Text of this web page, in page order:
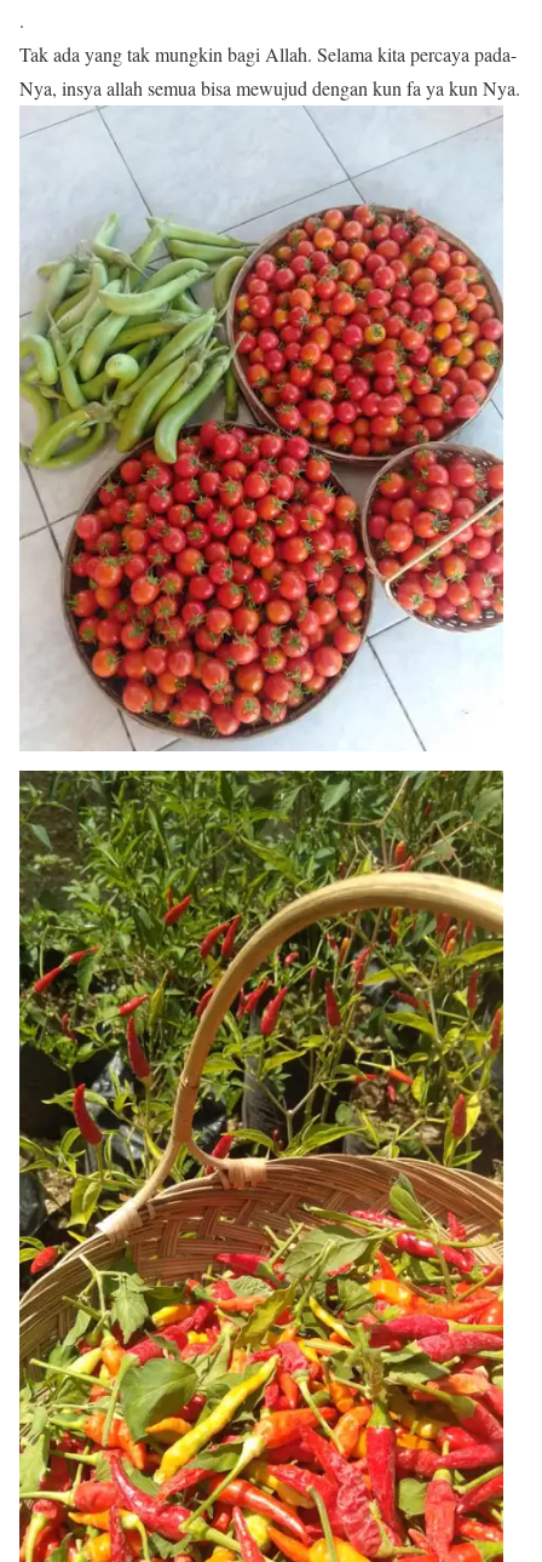
.
Tak ada yang tak mungkin bagi Allah. Selama kita percaya pada-
Nya, insya allah semua bisa mewujud dengan kun fa ya kun Nya.